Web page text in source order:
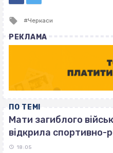
Tagged
Черкаси
РЕКЛАМА
ПО ТЕМІ
Мати загиблого
відкрила спортивно-
18:05